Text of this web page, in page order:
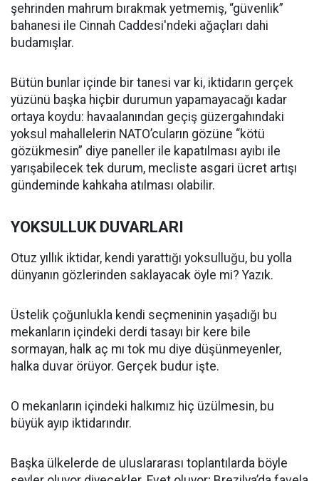
şehrinden mahrum bırakmak yetmemiş, “güvenlik”
bahanesi ile Cinnah Caddesi'ndeki ağaçları dahi
budamışlar.
Bütün bunlar içinde bir tanesi var ki, iktidarın gerçek
yüzünü başka hiçbir durumun yapamayacağı kadar
ortaya koydu: havaalanından geçiş güzergahındaki
yoksul mahallelerin NATO’cuların gözüne “kötü
gözükmesin” diye paneller ile kapatılması ayıbı ile
yarışabilecek tek durum, mecliste asgari ücret artışı
gündeminde kahkaha atılması olabilir.
YOKSULLUK DUVARLARI
Otuz yıllık iktidar, kendi yarattığı yoksulluğu, bu yolla
dünyanın gözlerinden saklayacak öyle mi? Yazık.
Üstelik çoğunlukla kendi seçmeninin yaşadığı bu
mekanların içindeki derdi tasayı bir kere bile
sormayan, halk aç mı tok mu diye düşünmeyenler,
halka duvar örüyor. Gerçek budur işte.
O mekanların içindeki halkımız hiç üzülmesin, bu
büyük ayıp iktidarındır.
Başka ülkelerde de uluslararası toplantılarda böyle